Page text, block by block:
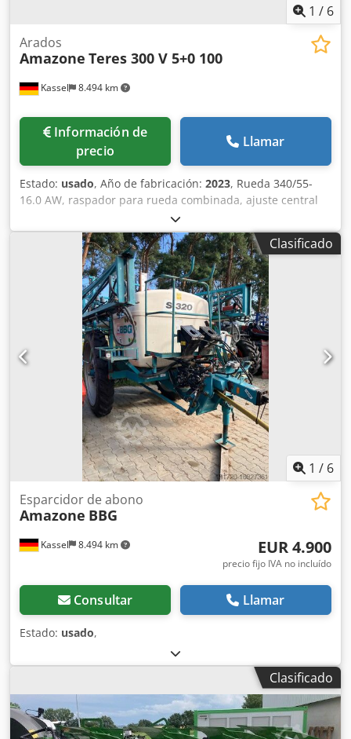
1 / 6
Kassel 8.494 km
Arados
Amazone Teres 300 V 5+0 100
Información de
precio
Llamar
Estado: usado, Año de fabricación: 2023, Rueda 340/55-
16.0 AW, raspador para rueda combinada, ajuste central
de presión de liberación / cuerpo de arado STU 40, reja
430, punta de reja HD, disco de corte Ø 500 dentado, 1
unidad / dentado, preparación para iluminación / Dsdpfst
Eay Ejx Acmowa
Clasificado
1 / 6
Kassel 8.494 km
Esparcidor de abono
Amazone BBG
EUR 4.900
precio fijo IVA no incluído
Consultar Llamar
Estado: usado,
Clasificado